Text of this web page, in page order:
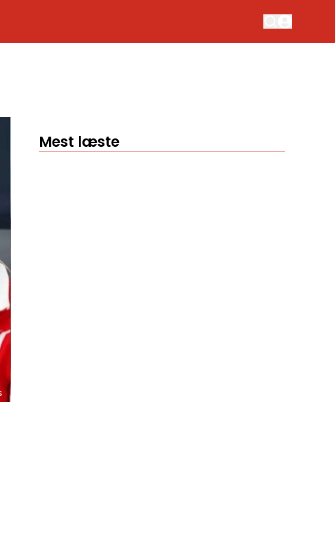
Mest læste